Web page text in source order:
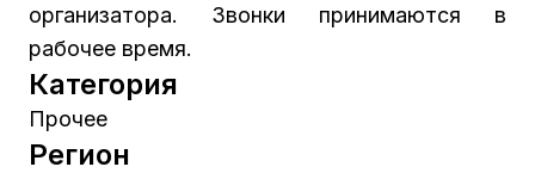
организатора. Звонки принимаются в
рабочее время.
Категория
Прочее
Регион